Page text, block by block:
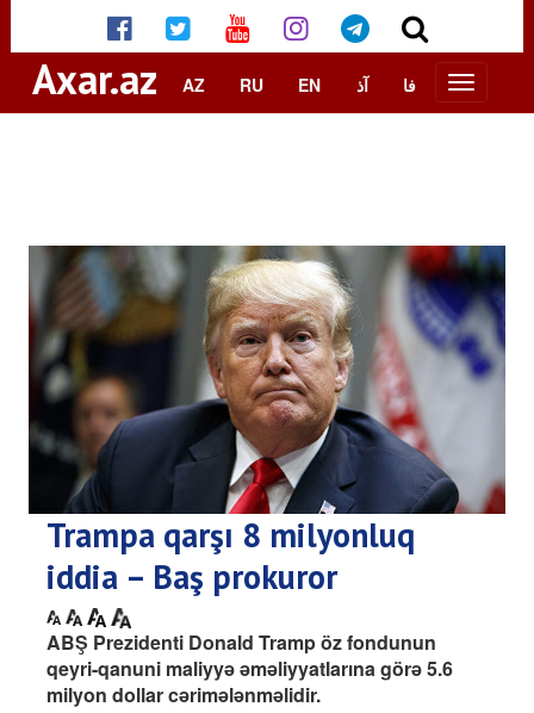
Axar.az AZ RU EN آذ فا
Trampa qarşı 8 milyonluq
iddia – Baş prokuror
ABŞ Prezidenti Donald Tramp öz fondunun
qeyri-qanuni maliyyə əməliyyatlarına görə 5.6
milyon dollar cərimələnməlidir.